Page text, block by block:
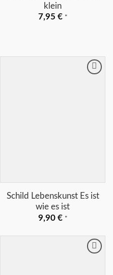
klein
7,95 € *
Merkliste
Schild Lebenskunst Es ist
wie es ist
9,90 € *
Merkliste